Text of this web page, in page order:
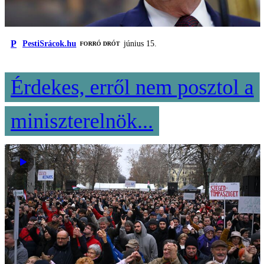
P PestiSrácok.hu FORRÓ DRÓT június 15.
Érdekes, erről nem posztol a
miniszterelnök...